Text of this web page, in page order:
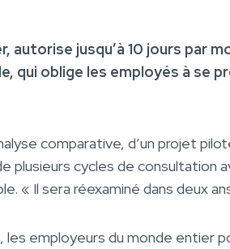
autorise jusqu’à 10 jours par
qui oblige les employés à se
comparative, d’un projet
plusieurs cycles de consultation
« Il sera réexaminé dans deux
les employeurs du monde entier